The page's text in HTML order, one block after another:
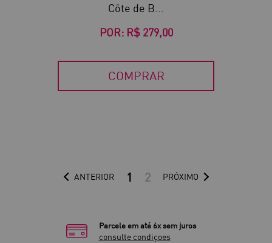
Côte de B...
POR: R$ 279,00
COMPRAR
ANTERIOR 1 2 PRÓXIMO
Parcele em até 6x sem juros
consulte condiçoes